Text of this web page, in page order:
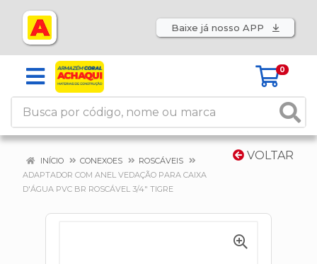
Baixe já nosso APP
0
VOLTAR
INÍCIO CONEXOES
ROSCÁVEIS
ADAPTADOR COM ANEL VEDAÇÃO PARA CAIXA
D'ÁGUA PVC BR ROSCÁVEL 3/4" TIGRE